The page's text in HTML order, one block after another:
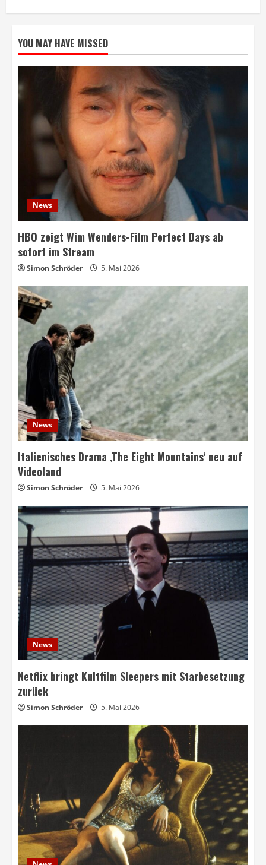
YOU MAY HAVE MISSED
News
HBO zeigt Wim Wenders-Film Perfect Days ab
sofort im Stream
Simon Schröder 5. Mai 2026
News
Italienisches Drama ‚The Eight Mountains‘ neu auf
Videoland
Simon Schröder 5. Mai 2026
News
Netflix bringt Kultfilm Sleepers mit Starbesetzung
zurück
Simon Schröder 5. Mai 2026